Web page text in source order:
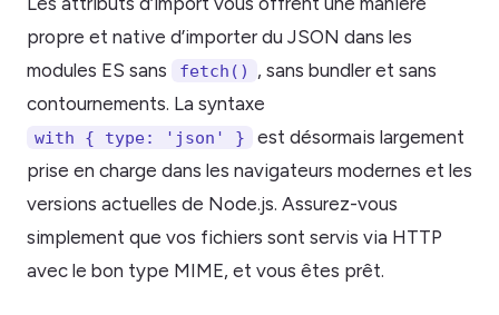
propre et native d’importer du JSON dans les
modules ES sans
fetch()
, sans bundler et sans
contournements. La syntaxe
with { type: 'json' }
est désormais largement
prise en charge dans les navigateurs modernes et les
versions actuelles de Node.js. Assurez-vous
simplement que vos fichiers sont servis via HTTP
avec le bon type MIME, et vous êtes prêt.